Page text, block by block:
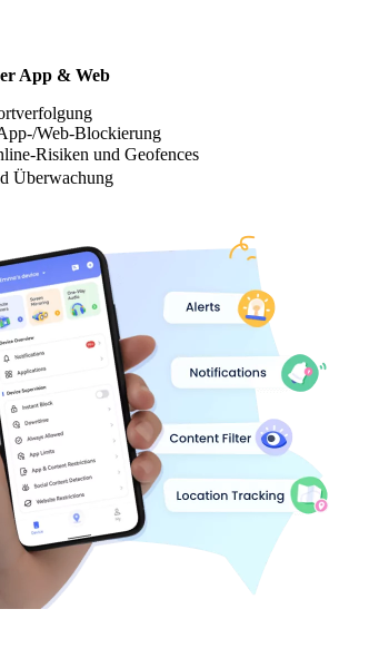
App & Web
Web-Blockierung
Risiken und Geofences
Überwachung